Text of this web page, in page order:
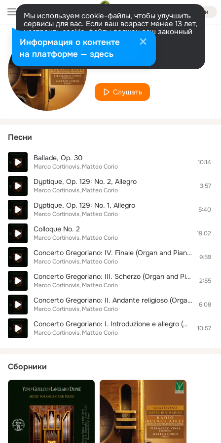
Войти
Мы используем cookie-файлы, чтобы улучшить
сервисы для вас. Если ваш возраст менее 13 лет,
настроить cookie-файлы должен ваш законный
представитель. Больше информации
Разрешить все Настроить
Исполнитель
Matteo Corio
Слушать
Песни
Ballade, Op. 30
Marco Cortinovis Matteo Corio
10:14
Dyptique, Op. 129: No. 2, Allegro
Marco Cortinovis Matteo Corio
3:57
Dyptique, Op. 129: No. 1, Allegro
Marco Cortinovis Matteo Corio
5:40
Colloque No. 2
Marco Cortinovis Matteo Corio
19:02
Concerto Gregoriano: IV. Finale (Organ and Piano Version)
Marco Cortinovis Matteo Corio
9:59
Concerto Gregoriano: III. Scherzo (Organ and Piano Version)
Marco Cortinovis Matteo Corio
2:55
Concerto Gregoriano: II. Andante religioso (Organ and Piano Version)
Marco Cortinovis Matteo Corio
6:08
Concerto Gregoriano: I. Introduzione e allegro (Organ and Piano Version)
Marco Cortinovis Matteo Corio
10:57
Сборники
Информация о контенте
на платформе — здесь